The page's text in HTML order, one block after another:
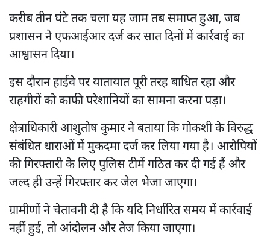
करीब तीन घंटे तक चला यह जाम तब समाप्त हुआ, जब
प्रशासन ने एफआईआर दर्ज कर सात दिनों में कार्रवाई का
आश्वासन दिया।
इस दौरान हाईवे पर यातायात पूरी तरह बाधित रहा और
राहगीरों को काफी परेशानियों का सामना करना पड़ा।
क्षेत्राधिकारी आशुतोष कुमार ने बताया कि गोकशी के विरुद्ध
संबंधित धाराओं में मुकदमा दर्ज कर लिया गया है। आरोपियों
की गिरफ्तारी के लिए पुलिस टीमें गठित कर दी गई हैं और
जल्द ही उन्हें गिरफ्तार कर जेल भेजा जाएगा।
ग्रामीणों ने चेतावनी दी है कि यदि निर्धारित समय में कार्रवाई
नहीं हुई, तो आंदोलन और तेज किया जाएगा।